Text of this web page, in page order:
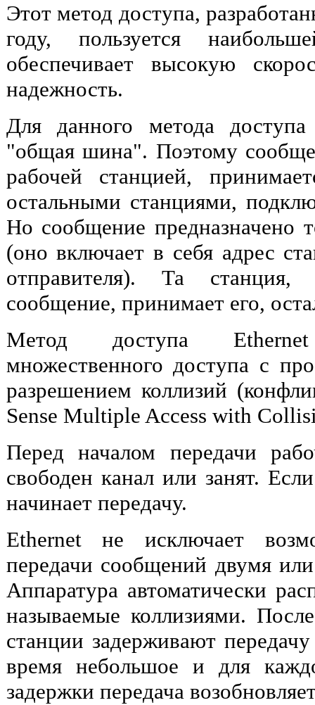
Этот метод доступа,
году, пользуется
обеспечивает высокую
надежность.
Для данного метода доступа
"общая шина". Поэтому
рабочей станцией,
остальными станциями,
Но сообщение предназначено
(оно включает в себя адрес
отправителя). Та станция,
сообщение, принимает его,
Метод доступа
множественного доступа с
разрешением коллизий
Sense Multiple Access with
Перед началом передачи
свободен канал или занят.
начинает передачу.
Ethernet не исключает
передачи сообщений двумя
Аппаратура автоматически
называемые коллизиями.
станции задерживают
время небольшое и для
задержки передача